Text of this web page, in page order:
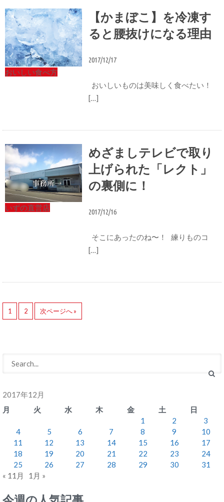
おいしい食べ方
【かまぼこ】を冷凍す
ると腰抜けになる理由
2017/12/17
おいしいものは美味しく食べたい！
[…]
いずの直営店
めざましテレビで取り
上げられた「レクト」
の裏側に！
2017/12/16
そこにあったのね〜！ 練りものコ
[…]
1 2 次ページへ »
2017年12月
月
火 水 木 金 土
日
1
2
3
4
5 6 7 8 9
10
11
12 13 14 15 16
17
18
19 20 21 22 23
24
25
26 27 28 29 30
31
« 11月
1月 »